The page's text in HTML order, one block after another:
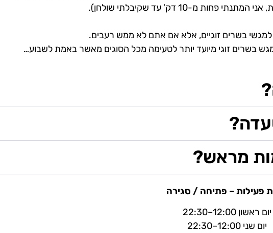
מ-10 דק' עד שקיבלתי שולחן).
בשרים זוגיים, אלא אם אתם לא ממש רעבים.
בשרים זוגי מיועד יותר לטעימה מכל הסוגים מאשר באמת לשבוע…
מראש?
פעילות – פתיחה / סגירה
יום ראשון 12:00–22:30
יום שני 12:00–22:30